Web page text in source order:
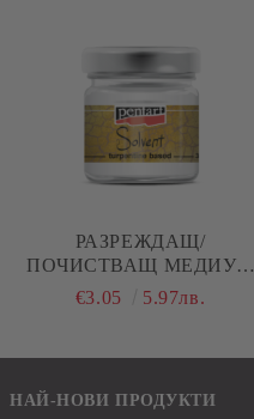
РАЗРЕЖДАЩ/
ПОЧИСТВАЩ МЕДИУМ
ЗА АНТИЧНА ПАСТА И
€3.05 5.97лв.
НАЙ-НОВИ ПРОДУКТИ